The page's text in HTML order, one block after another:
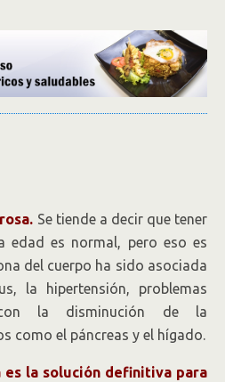
Se tiende a decir que tener
edad es normal, pero eso es
del cuerpo ha sido asociada
la hipertensión, problemas
la disminución de la
como el páncreas y el hígado.
es la solución definitiva para